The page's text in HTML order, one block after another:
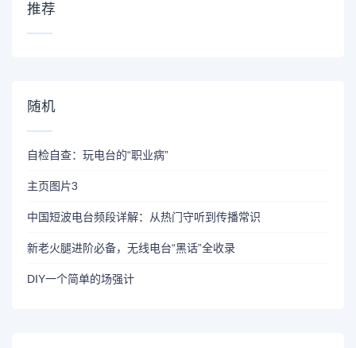
推荐
随机
自检自查：玩电台的“职业病”
主页图片3
中国短波电台频段详解：从热门守听到传播常识
新老火腿进阶必备，无线电台“黑话”全收录
DIY一个简单的场强计